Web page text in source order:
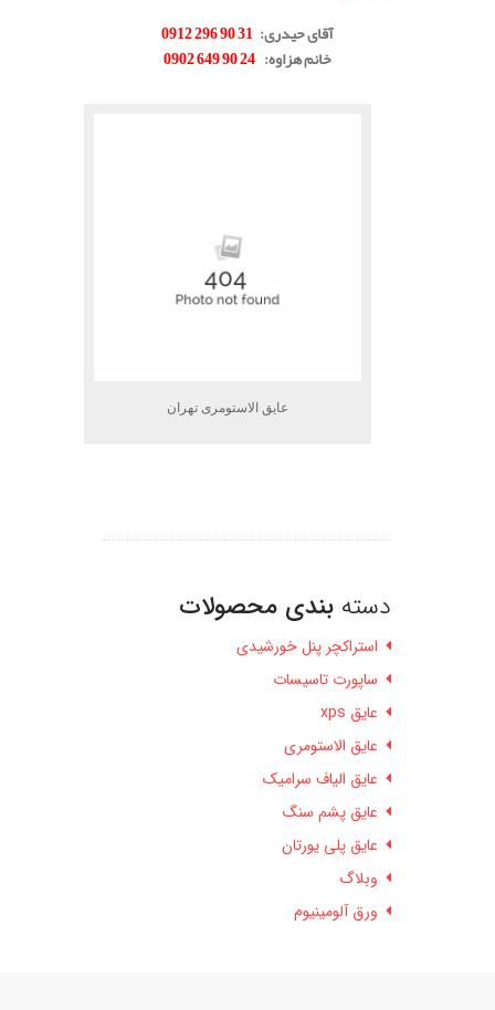
آقای حیدری:
31 90 296 0912
خانم هزاوه:
24 90 649 0902
عایق الاستومری تهران
دسته بندی محصولات
استراکچر پنل خورشیدی
ساپورت تاسیسات
عایق xps
عایق الاستومری
عایق الیاف سرامیک
عایق پشم سنگ
عایق پلی یورتان
وبلاگ
ورق آلومینیوم